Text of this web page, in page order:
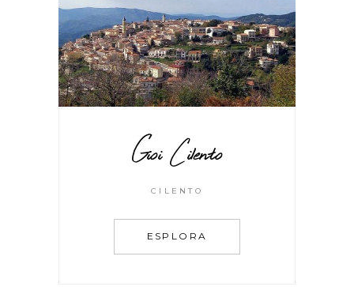
Gioi Cilento
CILENTO
ESPLORA